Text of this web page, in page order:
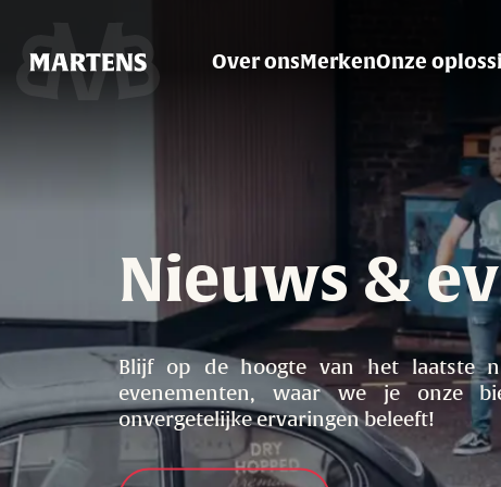
Over onsMerkenOnze
Nieuws &
Blijf op de hoogte van het laatste
evenementen, waar we je onze
onvergetelijke ervaringen beleeft!